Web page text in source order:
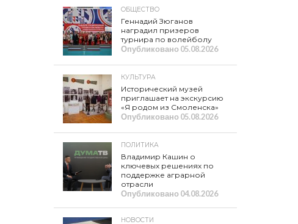
ОБЩЕСТВО
Геннадий Зюганов
наградил призеров
турнира по волейболу
Опубликовано05.08.2026
КУЛЬТУРА
Исторический музей
приглашает на экскурсию
«Я родом из Смоленска»
Опубликовано05.08.2026
ПОЛИТИКА
Владимир Кашин о
ключевых решениях по
поддержке аграрной
отрасли
Опубликовано04.08.2026
НОВОСТИ